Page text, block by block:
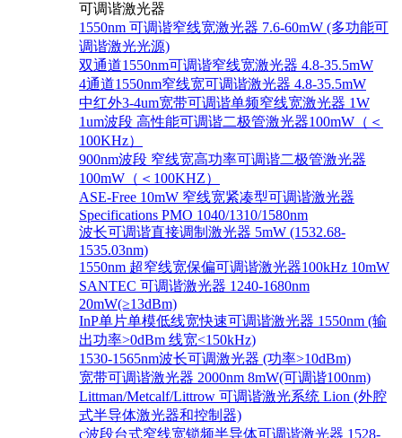
可调谐激光器
1550nm 可调谐窄线宽激光器 7.6-60mW (多功能可
调谐激光光源)
双通道1550nm可调谐窄线宽激光器 4.8-35.5mW
4通道1550nm窄线宽可调谐激光器 4.8-35.5mW
中红外3-4um宽带可调谐单频窄线宽激光器 1W
1um波段 高性能可调谐二极管激光器100mW（＜
100KHz）
900nm波段 窄线宽高功率可调谐二极管激光器
100mW（＜100KHZ）
ASE-Free 10mW 窄线宽紧凑型可调谐激光器
Specifications PMO 1040/1310/1580nm
波长可调谐直接调制激光器 5mW (1532.68-
1535.03nm)
1550nm 超窄线宽保偏可调谐激光器100kHz 10mW
SANTEC 可调谐激光器 1240-1680nm
20mW(≥13dBm)
InP单片单模低线宽快速可调谐激光器 1550nm (输
出功率>0dBm 线宽<150kHz)
1530-1565nm波长可调激光器 (功率>10dBm)
宽带可调谐激光器 2000nm 8mW(可调谐100nm)
Littman/Metcalf/Littrow 可调谐激光系统 Lion (外腔
式半导体激光器和控制器)
c波段台式窄线宽锁频半导体可调谐激光器 1528-